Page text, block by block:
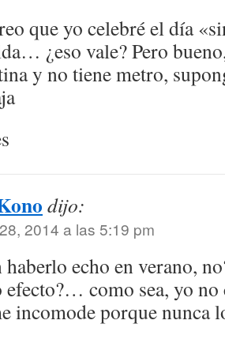
que yo celebré el día
¿eso vale? Pero
y no tiene metro,
dijo:
2014 a las 5:19 pm
echo en verano,
efecto?… como sea, yo
incomode porque nunca